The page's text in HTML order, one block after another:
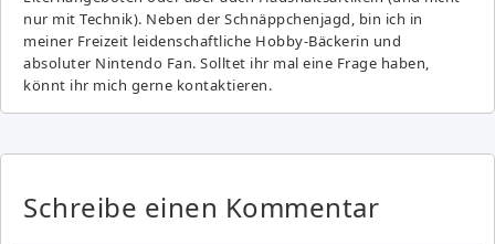
nur mit Technik). Neben der Schnäppchenjagd, bin ich in
meiner Freizeit leidenschaftliche Hobby-Bäckerin und
absoluter Nintendo Fan. Solltet ihr mal eine Frage haben,
könnt ihr mich gerne kontaktieren.
Schreibe einen Kommentar